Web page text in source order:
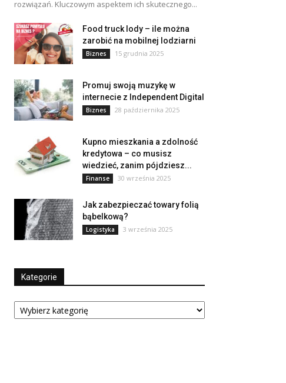
rozwiązań. Kluczowym aspektem ich skutecznego...
Food truck lody – ile można
zarobić na mobilnej lodziarni
Biznes 15 grudnia 2025
Promuj swoją muzykę w
internecie z Independent Digital
Biznes 28 października 2025
Kupno mieszkania a zdolność
kredytowa – co musisz
wiedzieć, zanim pójdziesz...
Finanse 30 września 2025
Jak zabezpieczać towary folią
bąbelkową?
Logistyka 3 września 2025
Kategorie
Kategorie